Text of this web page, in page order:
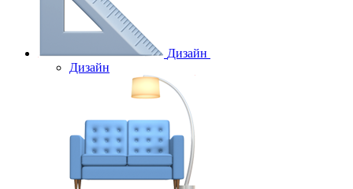
Дизайн
Дизайн